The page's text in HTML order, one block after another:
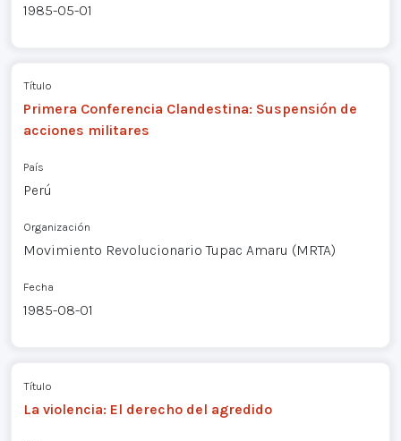
1985-05-01
Título
Primera Conferencia Clandestina: Suspensión de
acciones militares
País
Perú
Organización
Movimiento Revolucionario Tupac Amaru (MRTA)
Fecha
1985-08-01
Título
La violencia: El derecho del agredido